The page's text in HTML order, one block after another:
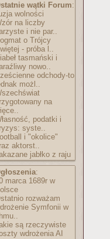
wątki Forum:
wolności
na liczby
i nie par..
o Trójcy
- próba l..
tasmański i
nowo..
odchody-to
możl..
na
podatki i
syste..
i "okolice"
aktorst..
jabłko z raju
:
marca 1689r w
rozważam
Symfonii w
są rzeczywiste
wdrożenia AI